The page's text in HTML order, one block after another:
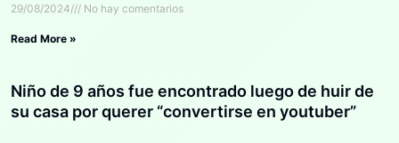
29/08/2024 No hay comentarios
Read More »
Niño de 9 años fue encontrado luego de huir de
su casa por querer “convertirse en youtuber”